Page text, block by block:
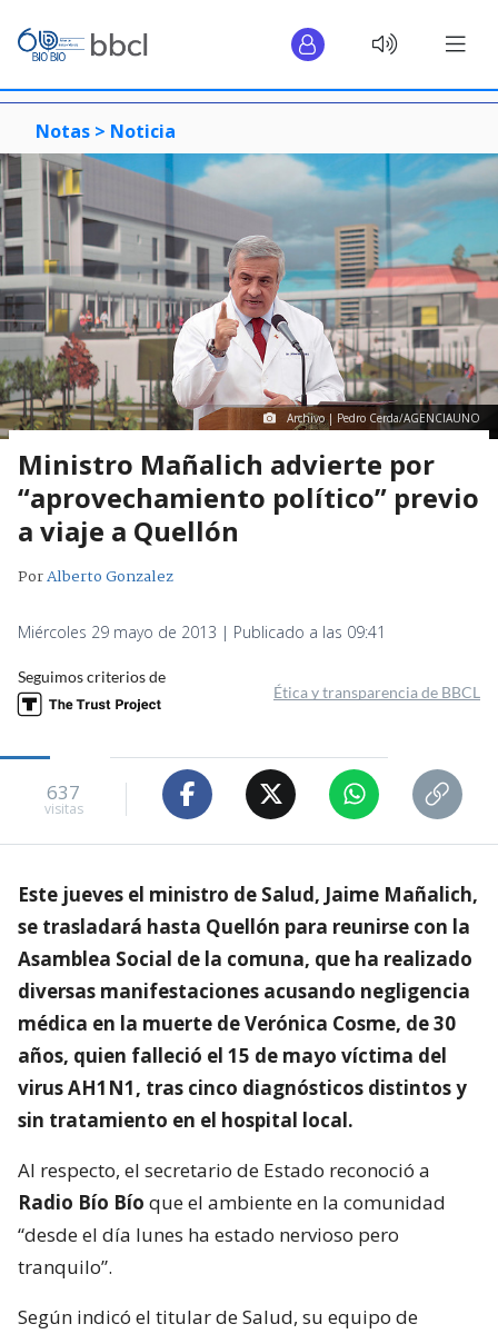
Notas > Noticia
Archivo | Pedro Cerda/AGENCIAUNO
Ministro Mañalich advierte por
“aprovechamiento político” previo
a viaje a Quellón
PorAlberto Gonzalez
Miércoles 29 mayo de 2013 | Publicado a las 09:41
Seguimos criterios de
Ética y transparencia de BBCL
637
visitas
Este jueves el ministro de Salud, Jaime Mañalich,
se trasladará hasta Quellón para reunirse con la
Asamblea Social de la comuna, que ha realizado
diversas manifestaciones acusando negligencia
médica en la muerte de Verónica Cosme, de 30
años, quien falleció el 15 de mayo víctima del
virus AH1N1, tras cinco diagnósticos distintos y
sin tratamiento en el hospital local.
Al respecto, el secretario de Estado reconoció a
Radio Bío Bío que el ambiente en la comunidad
“desde el día lunes ha estado nervioso pero
tranquilo”.
Según indicó el titular de Salud, su equipo de